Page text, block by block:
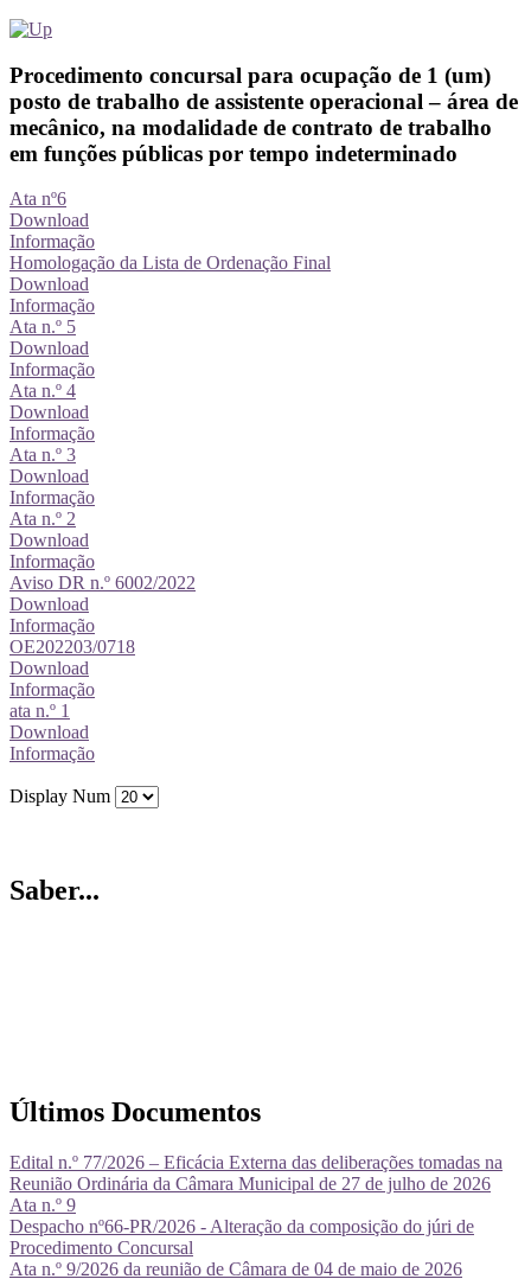
Procedimento concursal para ocupação de 1 (um)
posto de trabalho de assistente operacional – área de
mecânico, na modalidade de contrato de trabalho
em funções públicas por tempo indeterminado
Ata nº6
Download
Informação
Homologação da Lista de Ordenação Final
Download
Informação
Ata n.º 5
Download
Informação
Ata n.º 4
Download
Informação
Ata n.º 3
Download
Informação
Ata n.º 2
Download
Informação
Aviso DR n.º 6002/2022
Download
Informação
OE202203/0718
Download
Informação
ata n.º 1
Download
Informação
Display Num
Saber...
Últimos Documentos
Edital n.º 77/2026 – Eficácia Externa das deliberações tomadas na
Reunião Ordinária da Câmara Municipal de 27 de julho de 2026
Ata n.º 9
Despacho nº66-PR/2026 - Alteração da composição do júri de
Procedimento Concursal
Ata n.º 9/2026 da reunião de Câmara de 04 de maio de 2026